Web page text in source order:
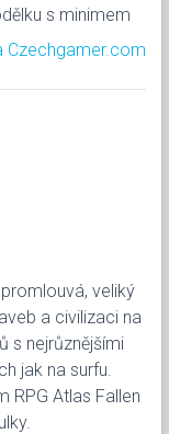
s minimem
Czechgamer.com
veliký
a civilizaci na
s nejrůznějšími
jak na surfu.
RPG Atlas Fallen